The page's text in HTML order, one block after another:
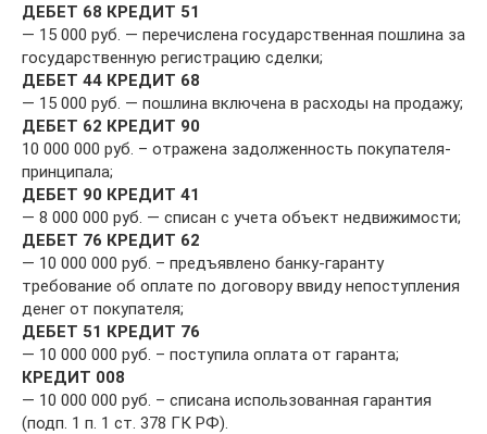
ДЕБЕТ 68 КРЕДИТ 51
— 15 000 руб. — перечислена государственная пошлина за
государственную регистрацию сделки;
ДЕБЕТ 44 КРЕДИТ 68
— 15 000 руб. — пошлина включена в расходы на продажу;
ДЕБЕТ 62 КРЕДИТ 90
10 000 000 руб. – отражена задолженность покупателя-
принципала;
ДЕБЕТ 90 КРЕДИТ 41
— 8 000 000 руб. — списан с учета объект недвижимости;
ДЕБЕТ 76 КРЕДИТ 62
— 10 000 000 руб. – предъявлено банку-гаранту
требование об оплате по договору ввиду непоступления
денег от покупателя;
ДЕБЕТ 51 КРЕДИТ 76
— 10 000 000 руб. – поступила оплата от гаранта;
КРЕДИТ 008
— 10 000 000 руб. – списана использованная гарантия
(подп. 1 п. 1 ст. 378 ГК РФ).